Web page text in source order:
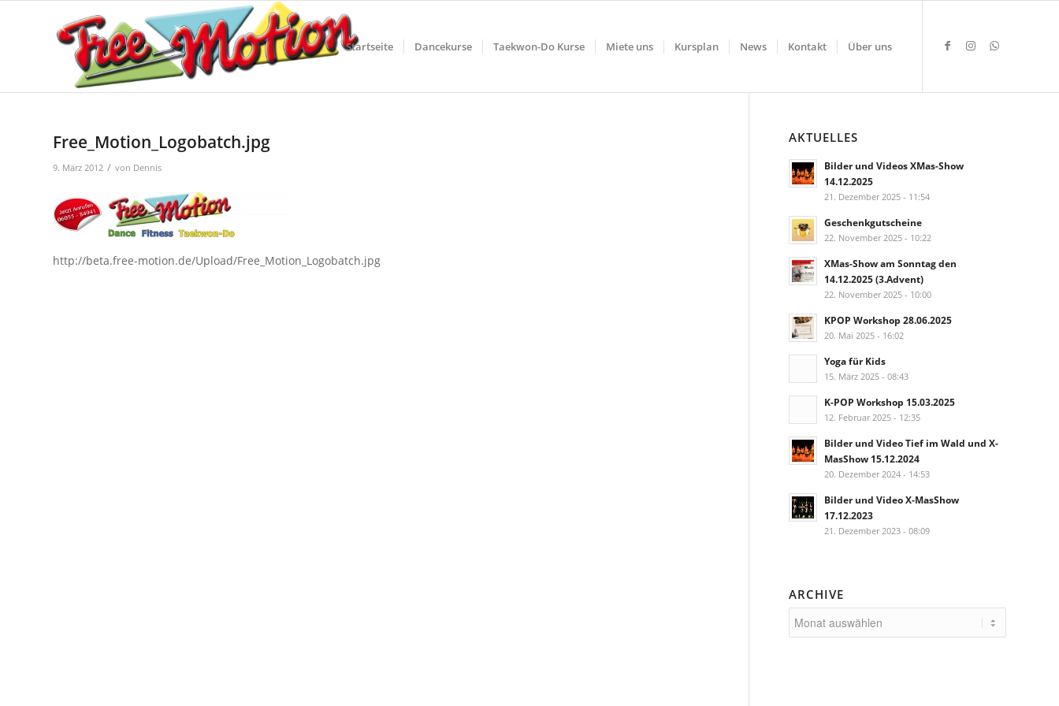
Startseite Dancekurse Taekwon-Do Kurse Miete uns Kursplan News Kontakt Über uns
Free_Motion_Logobatch.jpg
9. März 2012 / von Dennis
http://beta.free-motion.de/Upload/Free_Motion_Logobatch.jpg
AKTUELLES
Bilder und Videos XMas-Show
14.12.2025
21. Dezember 2025 - 11:54
Geschenkgutscheine
22. November 2025 - 10:22
XMas-Show am Sonntag den
14.12.2025 (3.Advent)
22. November 2025 - 10:00
KPOP Workshop 28.06.2025
20. Mai 2025 - 16:02
Yoga für Kids
15. März 2025 - 08:43
K-POP Workshop 15.03.2025
12. Februar 2025 - 12:35
Bilder und Video Tief im Wald und X-
MasShow 15.12.2024
20. Dezember 2024 - 14:53
Bilder und Video X-MasShow
17.12.2023
21. Dezember 2023 - 08:09
ARCHIVE